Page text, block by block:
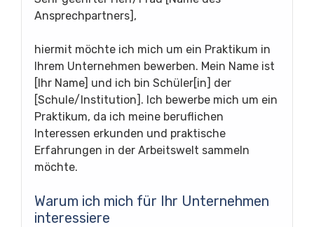
Ansprechpartners],
hiermit möchte ich mich um ein Praktikum in
Ihrem Unternehmen bewerben. Mein Name ist
[Ihr Name] und ich bin Schüler[in] der
[Schule/Institution]. Ich bewerbe mich um ein
Praktikum, da ich meine beruflichen
Interessen erkunden und praktische
Erfahrungen in der Arbeitswelt sammeln
möchte.
Warum ich mich für Ihr Unternehmen
interessiere